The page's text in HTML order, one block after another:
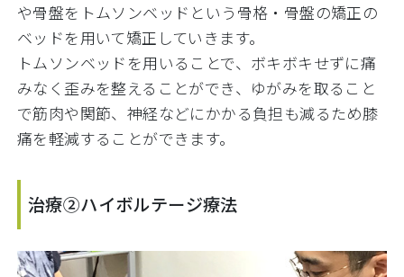
や骨盤をトムソンベッドという骨格・骨盤の矯正の
ベッドを用いて矯正していきます。
トムソンベッドを用いることで、ボキボキせずに痛
みなく歪みを整えることができ、ゆがみを取ること
で筋肉や関節、神経などにかかる負担も減るため膝
痛を軽減することができます。
治療②ハイボルテージ療法